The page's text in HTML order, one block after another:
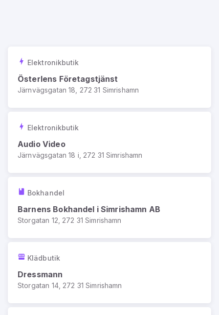
Elektronikbutik
Österlens Företagstjänst
Järnvägsgatan 18, 272 31 Simrishamn
Elektronikbutik
Audio Video
Järnvägsgatan 18 i, 272 31 Simrishamn
Bokhandel
Barnens Bokhandel i Simrishamn AB
Storgatan 12, 272 31 Simrishamn
Klädbutik
Dressmann
Storgatan 14, 272 31 Simrishamn